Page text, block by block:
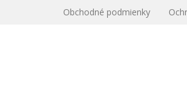
Obchodné podmienky